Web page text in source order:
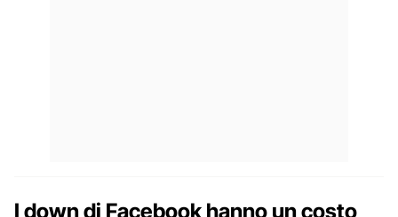
I down di Facebook hanno un costo